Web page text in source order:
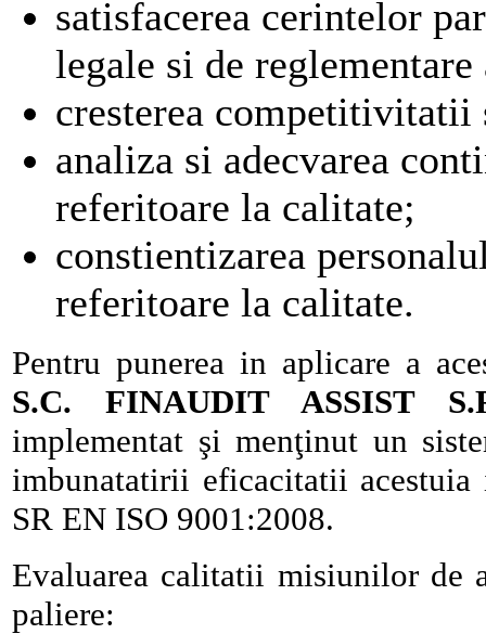
satisfacerea cerintelor
legale si de
cresterea
analiza si adecvarea
referitoare la calitate;
constientizarea
referitoare la calitate.
Pentru punerea in aplicare a
S.C. FINAUDIT ASSIST
implementat şi menţinut un
imbunatatirii eficacitatii
SR EN ISO 9001:2008.
Evaluarea calitatii misiunilor de
paliere: